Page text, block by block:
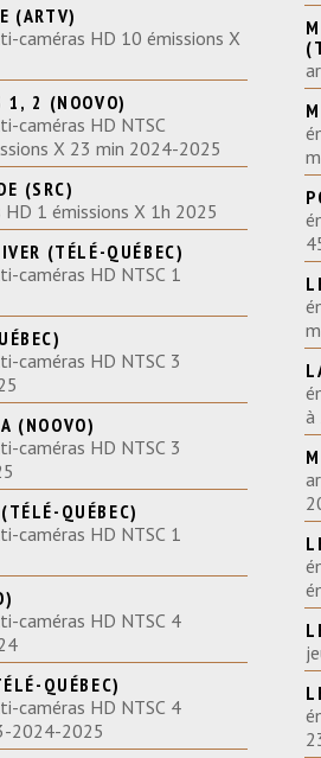
(ARTV)
caméras HD 10 émissions X
1, 2 (NOOVO)
caméras HD NTSC
X 23 min 2024-2025
(SRC)
1 émissions X 1h 2025
(TÉLÉ-QUÉBEC)
caméras HD NTSC 1
caméras HD NTSC 3
(NOOVO)
caméras HD NTSC 3
QUÉBEC)
caméras HD NTSC 1
caméras HD NTSC 4
QUÉBEC)
caméras HD NTSC 4
2024-2025
à